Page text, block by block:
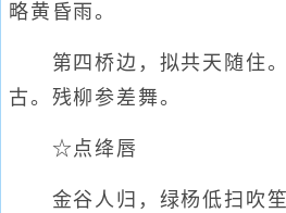
略黄昏雨。
第四桥边，拟共天随住。
古。残柳参差舞。
☆点绛唇
金谷人归，绿杨低扫吹笙